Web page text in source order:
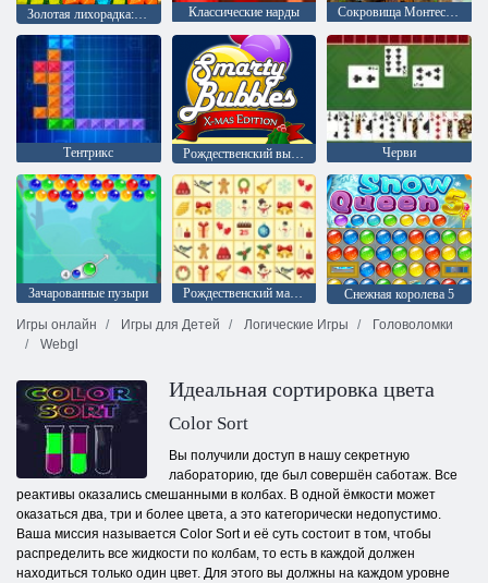
Классические нарды Сокровища Монтесумы 2
Тентрикс Рождественский выпуск: Забавные пузыри Черви
Зачарованные пузыри Рождественский маджонг
Снежная королева 5
Игры онлайн
Игры для Детей Логические Игры
Головоломки
Webgl
Идеальная сортировка цвета
Color Sort
Вы получили доступ в нашу секретную
лабораторию, где был совершён саботаж. Все
реактивы оказались смешанными в колбах. В одной ёмкости может
оказаться два, три и более цвета, а это категорически недопустимо.
Ваша миссия называется Color Sort и её суть состоит в том, чтобы
распределить все жидкости по колбам, то есть в каждой должен
находиться только один цвет. Для этого вы должны на каждом уровне